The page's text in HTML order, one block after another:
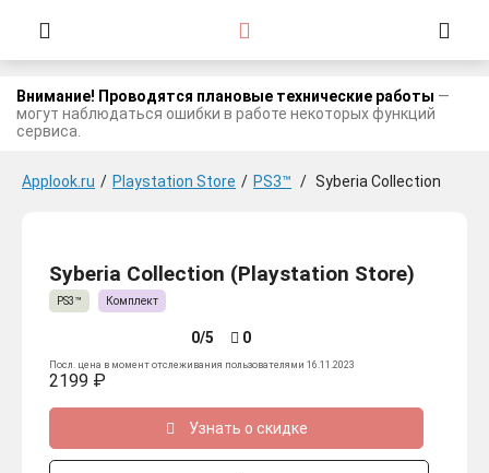
Внимание! Проводятся плановые технические работы —
могут наблюдаться ошибки в работе некоторых функций
сервиса.
Applook.ru / Playstation Store / PS3™ / Syberia Collection
Syberia Collection (Playstation Store)
PS3™ Комплект
0/5 0
Посл. цена в момент отслеживания пользователями 16.11.2023
2199 ₽
Узнать о скидке